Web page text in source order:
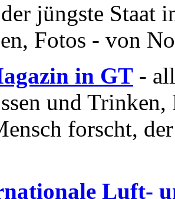
jüngste Staat
Fotos - von
in GT -
und
forscht,
Luft-